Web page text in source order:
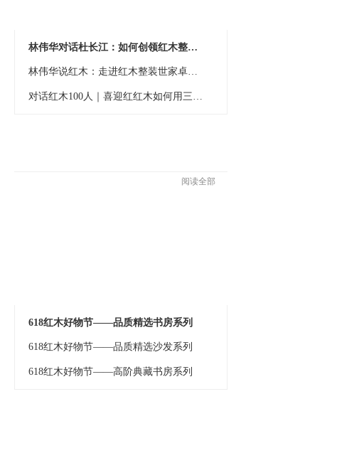
618红木好物节——高阶典藏茶家居系列
618红木好物节——品质精选书房系列
618红木好物节——品质精选沙发系列